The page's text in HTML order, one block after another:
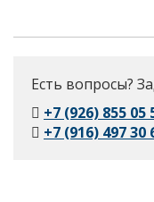
Есть вопросы?
+7 (926) 855 05
+7 (916) 497